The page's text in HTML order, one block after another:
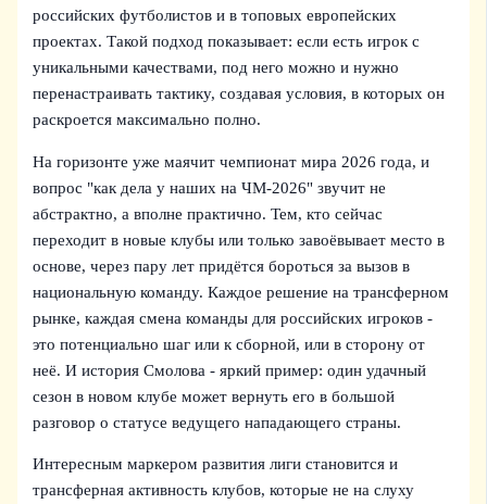
российских футболистов и в топовых европейских
проектах. Такой подход показывает: если есть игрок с
уникальными качествами, под него можно и нужно
перенастраивать тактику, создавая условия, в которых он
раскроется максимально полно.
На горизонте уже маячит чемпионат мира 2026 года, и
вопрос "как дела у наших на ЧМ-2026" звучит не
абстрактно, а вполне практично. Тем, кто сейчас
переходит в новые клубы или только завоёвывает место в
основе, через пару лет придётся бороться за вызов в
национальную команду. Каждое решение на трансферном
рынке, каждая смена команды для российских игроков -
это потенциально шаг или к сборной, или в сторону от
неё. И история Смолова - яркий пример: один удачный
сезон в новом клубе может вернуть его в большой
разговор о статусе ведущего нападающего страны.
Интересным маркером развития лиги становится и
трансферная активность клубов, которые не на слуху